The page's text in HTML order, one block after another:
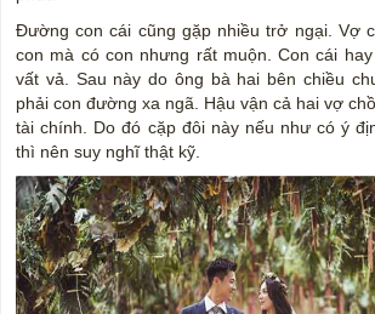
Đường con cái cũng gặp nhiều trở ngại. Vợ
con mà có con nhưng rất muộn. Con cái
vất vả. Sau này do ông bà hai bên chiều
phải con đường xa ngã. Hậu vận cả hai vợ
tài chính. Do đó cặp đôi này nếu như có ý
thì nên suy nghĩ thật kỹ.